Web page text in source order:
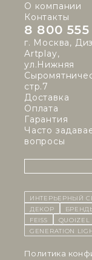
О компании
Контакты
8 800
г. Москва,
Artplay,
ул.Нижняя
стр.7
Доставка
Оплата
Гарантия
Часто
вопросы
ИНТЕРЬЕРНЫЙ
декор
Feiss
Quoizel
Generation
Политика